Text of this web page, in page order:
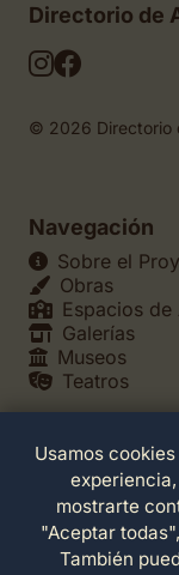
Directorio de
© 2026 Directorio
Navegación
Sobre el
Obras
Espacios de
Galerías
Museos
Teatros
Legales
Política de
Política de
Configuración
Usamos
mostrarte
"Aceptar
También